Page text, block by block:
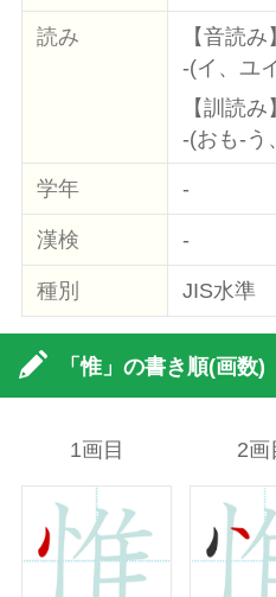
読み
【音読み
-(イ、ユ
【訓読み
-(おも-う
学年 -
漢検 -
種別 JIS水準
「惟」の書き順(画数)
1画目 2画